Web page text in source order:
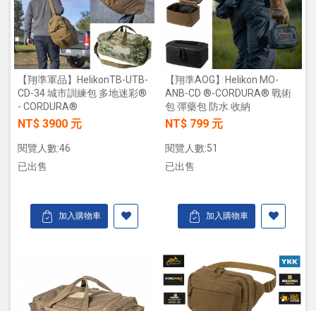
【翔準軍品】HelikonTB-UTB-
CD-34 城市訓練包 多地迷彩®
- CORDURA®
NT$ 3900 元
閱覽人數:46
已出售
加入購物車
【翔準AOG】Helikon MO-
ANB-CD ®-CORDURA® 戰術
包 彈藥包 防水 收納
NT$ 799 元
閱覽人數:51
已出售
加入購物車